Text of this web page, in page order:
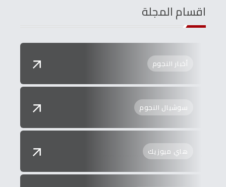
اقسام المجلة
أخبار النجوم
سوشيال النجوم
هاي ميوزيك